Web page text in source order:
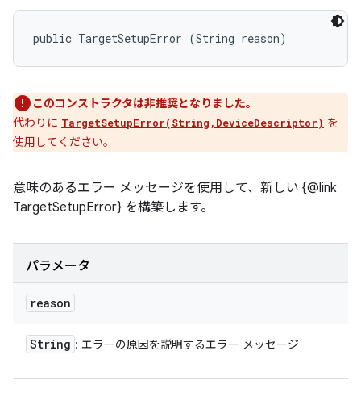
public TargetSetupError (String reason)
このコンストラクタは非推奨となりました。
代わりに TargetSetupError(String,DeviceDescriptor) を
使用してください。
意味のあるエラー メッセージを使用して、新しい {@link
TargetSetupError} を構築します。
パラメータ
reason
String : エラーの原因を説明するエラー メッセージ